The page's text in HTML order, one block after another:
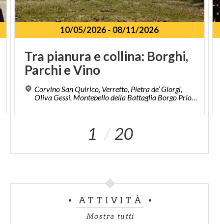
10/05/2026- 08/11/2026
Tra pianura ecollina: Borghi,
Parchi eVino
Corvino San Quirico, Verretto, Pietra de’ Giorgi,
Oliva Gessi, Montebello della Battaglia Borgo Priolo (PV)
1 20
ATTIVITÀ
Mostra tutti